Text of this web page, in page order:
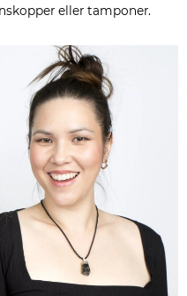
eller tamponer.